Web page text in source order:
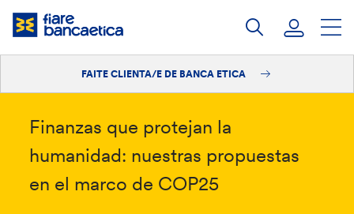
Saltar
Faite clienta/e
FAITE CLIENTA/E DE BANCA ETICA
Finanzas que protejan la
humanidad: nuestras propuestas
en el marco de COP25